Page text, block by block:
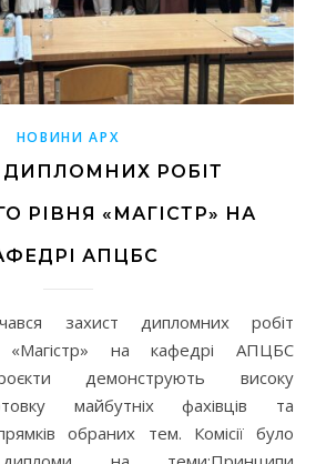
НОВИНИ АРХ
ДИПЛОМНИХ РОБІТ
РІВНЯ «МАГІСТР» НА
АПЦБС
«Магістр» на кафедрі АПЦБС
демонструють високу
майбутніх фахівців та
обраних тем. Комісії було